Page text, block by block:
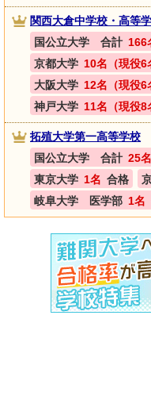
関西大倉中学校・高等
国公立大学 合計 166
京都大学 10名（現役6
大阪大学 12名（現役6
神戸大学 11名（現役8
拓殖大学第一高等学校
国公立大学 合計 25
東京大学 1名 合格
岐阜大学 医学部 1名